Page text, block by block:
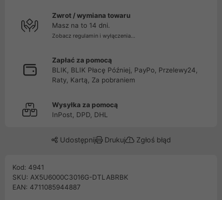
Zwrot / wymiana towaru
Masz na to 14 dni.
Zobacz regulamin i wyłączenia...
Zapłać za pomocą
BLIK, BLIK Płacę Później, PayPo, Przelewy24,
Raty, Kartą, Za pobraniem
Wysyłka za pomocą
InPost, DPD, DHL
Udostępnij Drukuj Zgłoś błąd
Kod: 4941
SKU: AX5U6000C3016G-DTLABRBK
EAN: 4711085944887